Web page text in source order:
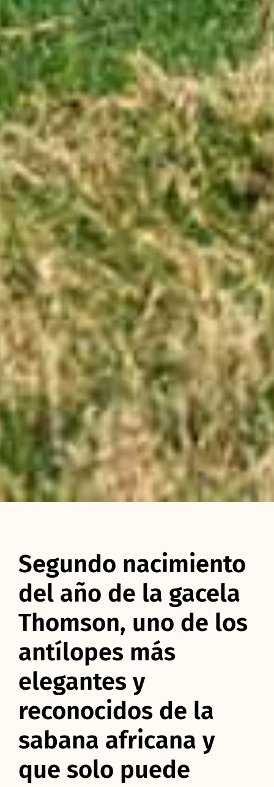
Segundo nacimiento
del año de la gacela
Thomson, uno de los
antílopes más
elegantes y
reconocidos de la
sabana africana y
que solo puede